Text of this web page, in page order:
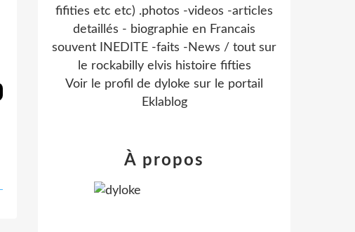
fifities etc etc) .photos -videos -articles
detaillés - biographie en Francais
souvent INEDITE -faits -News / tout sur
le rockabilly elvis histoire fifties
Voir le profil de dyloke sur le portail
Eklablog
À propos